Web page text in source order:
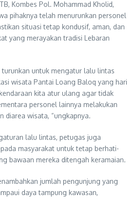
Kombes Pol. Mohammad Kholid,
pihaknya telah menurunkan personel
situasi tetap kondusif, aman, dan
yang merayakan tradisi Lebaran
turunkan untuk mengatur lalu lintas
wisata Pantai Loang Baloq yang hari
kita atur ulang agar tidak
personel lainnya melakukan
diarea wisata, “ungkapnya.
lalu lintas, petugas juga
masyarakat untuk tetap berhati-
bawaan mereka ditengah keramaian.
jumlah pengunjung yang
daya tampung kawasan,